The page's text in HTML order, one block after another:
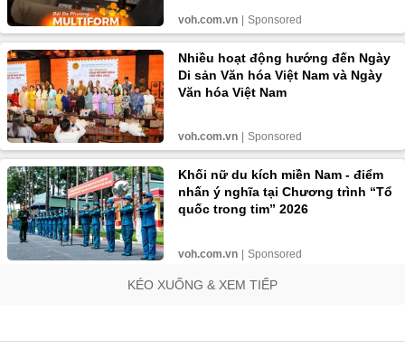
KÉO XUỐNG & XEM TIẾP